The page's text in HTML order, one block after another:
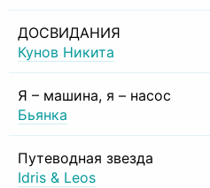
ДОСВИДАНИЯ
Кунов Никита
Я – машина, я – насос
Бьянка
Путеводная звезда
Idris & Leos